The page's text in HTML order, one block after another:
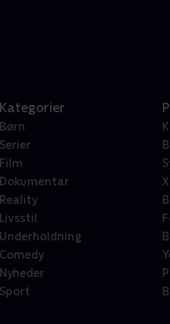
Kategorier
Børn
Serier
Film
Dokumentar
Reality
Livsstil
Underholdning
Comedy
Nyheder
Sport